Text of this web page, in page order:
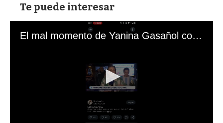
Te puede interesar
El mal momento de Yanina Gasañol con un hincha argentino en "Subrayado"